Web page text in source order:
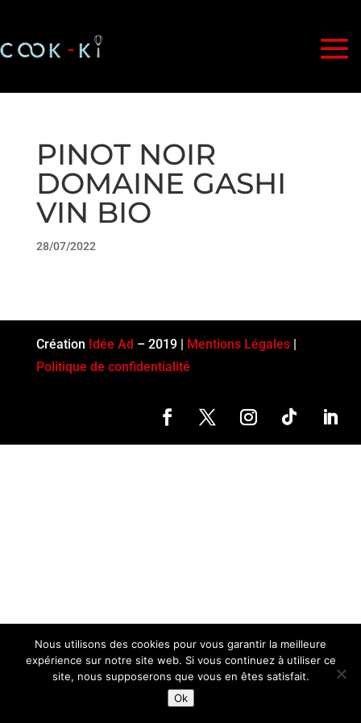
PINOT NOIR
DOMAINE GASHI
VIN BIO
28/07/2022
Création Idée Ad – 2019 | Mentions Légales|
Politique de confidentialité
Nous utilisons des cookies pour vous garantir la meilleure
expérience sur notre site web. Si vous continuez à utiliser ce
site, nous supposerons que vous en êtes satisfait.
Ok